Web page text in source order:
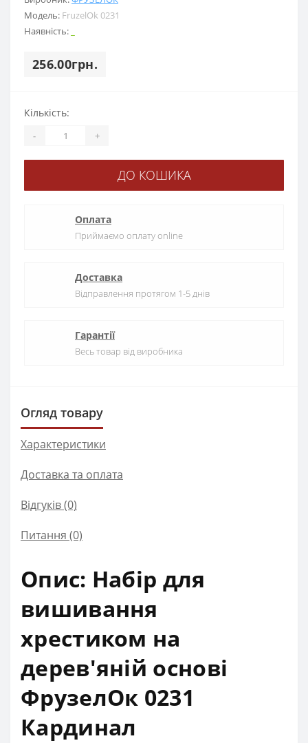
Модель: FruzelOk 0231
Наявність:
256.00грн.
Кількість:
- +
ДО КОШИКА
Оплата
Приймаємо оплату online
Доставка
Відправлення протягом 1-5 днів
Гарантії
Весь товар від виробника
Огляд товару
Характеристики
Доставка та оплата
Відгуків (0)
Питання (0)
Опис: Набір для
вишивання
хрестиком на
дерев'яній основі
ФрузелОк 0231
Кардинал